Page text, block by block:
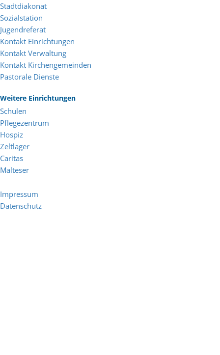
Stadtdiakonat
Sozialstation
Jugendreferat
Kontakt Einrichtungen
Kontakt Verwaltung
Kontakt Kirchengemeinden
Pastorale Dienste
Weitere Einrichtungen
Schulen
Pflegezentrum
Hospiz
Zeltlager
Caritas
Malteser
Impressum
Datenschutz